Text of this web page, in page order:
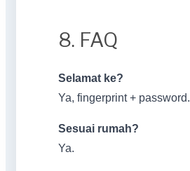
8. FAQ
Selamat ke?
Ya, fingerprint + password.
Sesuai rumah?
Ya.